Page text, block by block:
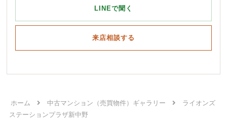
LINEで聞く
来店相談する
ホーム 中古マンション（売買物件）ギャラリー
ライオンズ
ステーションプラザ新中野